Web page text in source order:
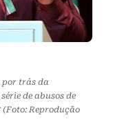
por trás da
de abusos de
(Foto: Reprodução